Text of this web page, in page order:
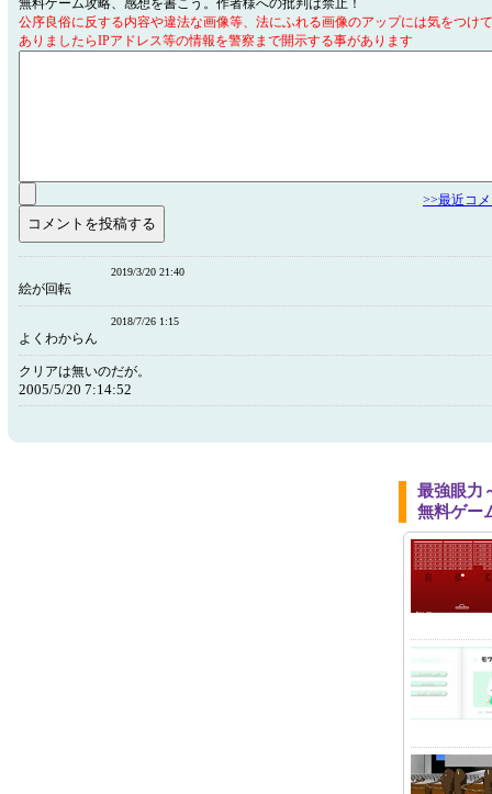
無料ゲーム攻略、感想を書こう。作者様への批判は禁止！
公序良俗に反する内容や違法な画像等、法にふれる画像のアップには気をつけ
ありましたらIPアドレス等の情報を警察まで開示する事があります
>>最近コ
2019/3/20 21:40
絵が回転
2018/7/26 1:15
よくわからん
クリアは無いのだが。
2005/5/20 7:14:52
最強眼力
無料ゲー